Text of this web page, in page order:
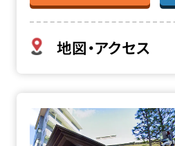
地図・アクセス